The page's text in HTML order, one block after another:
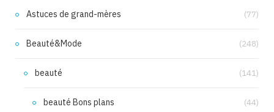
Astuces de grand-mères (77)
Beauté&Mode (248)
beauté (141)
beauté Bons plans (44)